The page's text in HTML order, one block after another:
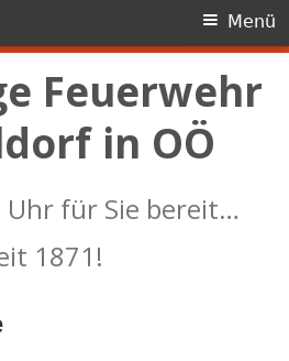
Feuerwehr
in OÖ
Uhr für Sie bereit…
1871!
Menü